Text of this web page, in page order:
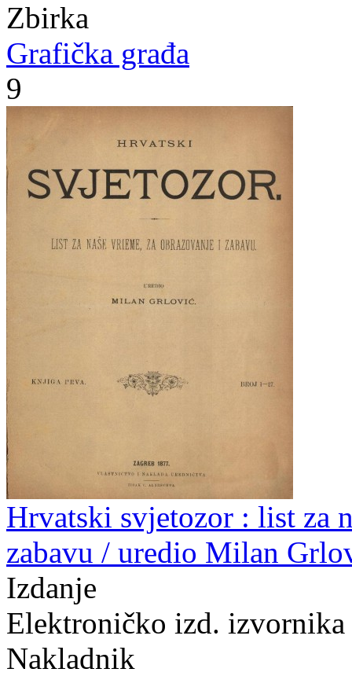
Zbirka
Grafička građa
9
Hrvatski svjetozor : list za
zabavu / uredio Milan
Izdanje
Elektroničko izd.
Nakladnik